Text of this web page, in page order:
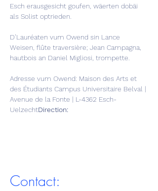
Esch erausgesicht goufen, wäerten dobäi
als Solist optrieden.
D’Lauréaten vum Owend sin Lance
Weisen, flûte traversière; Jean Campagna,
hautbois an Daniel Migliosi, trompette.
Adresse vum Owend: Maison des Arts et
des Étudiants Campus Universitaire Belval |
Avenue de la Fonte | L-4362 Esch-
UelzechtDirection:
Contact: